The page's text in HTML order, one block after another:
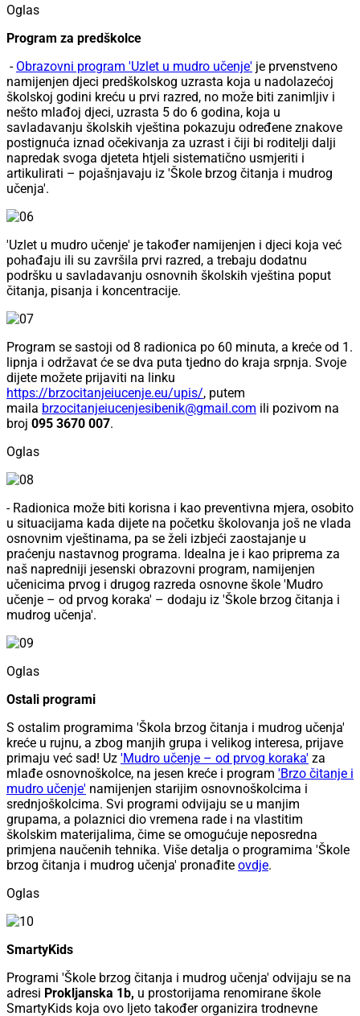
Oglas
Program za predškolce
- Obrazovni program 'Uzlet u mudro učenje' je prvenstveno
namijenjen djeci predškolskog uzrasta koja u nadolazećoj
školskoj godini kreću u prvi razred, no može biti zanimljiv i
nešto mlađoj djeci, uzrasta 5 do 6 godina, koja u
savladavanju školskih vještina pokazuju određene znakove
postignuća iznad očekivanja za uzrast i čiji bi roditelji dalji
napredak svoga djeteta htjeli sistematično usmjeriti i
artikulirati – pojašnjavaju iz 'Škole brzog čitanja i mudrog
učenja'.
'Uzlet u mudro učenje' je također namijenjen i djeci koja već
pohađaju ili su završila prvi razred, a trebaju dodatnu
podršku u savladavanju osnovnih školskih vještina poput
čitanja, pisanja i koncentracije.
Program se sastoji od 8 radionica po 60 minuta, a kreće od 1.
lipnja i održavat će se dva puta tjedno do kraja srpnja. Svoje
dijete možete prijaviti na linku
https://brzocitanjeiucenje.eu/upis/, putem
maila brzocitanjeiucenjesibenik@gmail.com ili pozivom na
broj 095 3670 007.
Oglas
- Radionica može biti korisna i kao preventivna mjera, osobito
u situacijama kada dijete na početku školovanja još ne vlada
osnovnim vještinama, pa se želi izbjeći zaostajanje u
praćenju nastavnog programa. Idealna je i kao priprema za
naš napredniji jesenski obrazovni program, namijenjen
učenicima prvog i drugog razreda osnovne škole 'Mudro
učenje – od prvog koraka' – dodaju iz 'Škole brzog čitanja i
mudrog učenja'.
Oglas
Ostali programi
S ostalim programima 'Škola brzog čitanja i mudrog učenja'
kreće u rujnu, a zbog manjih grupa i velikog interesa, prijave
primaju već sad! Uz 'Mudro učenje – od prvog koraka' za
mlađe osnovnoškolce, na jesen kreće i program 'Brzo čitanje i
mudro učenje' namijenjen starijim osnovnoškolcima i
srednjoškolcima. Svi programi odvijaju se u manjim
grupama, a polaznici dio vremena rade i na vlastitim
školskim materijalima, čime se omogućuje neposredna
primjena naučenih tehnika. Više detalja o programima 'Škole
brzog čitanja i mudrog učenja' pronađite ovdje.
Oglas
SmartyKids
Programi 'Škole brzog čitanja i mudrog učenja' odvijaju se na
adresi Prokljanska 1b, u prostorijama renomirane škole
SmartyKids koja ovo ljeto također organizira trodnevne